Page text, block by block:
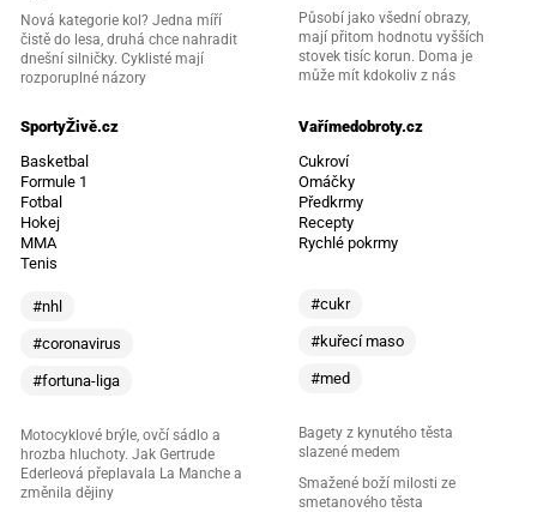
Nová kategorie kol? Jedna míří
čistě do lesa, druhá chce nahradit
dnešní silničky. Cyklisté mají
rozporuplné názory
Působí jako všední obrazy,
mají přitom hodnotu vyšších
stovek tisíc korun. Doma je
může mít kdokoliv z nás
SportyŽivě.cz
Basketbal
Formule 1
Fotbal
Hokej
MMA
Tenis
#nhl
#coronavirus
#fortuna-liga
Motocyklové brýle, ovčí sádlo a
hrozba hluchoty. Jak Gertrude
Ederleová přeplavala La Manche a
změnila dějiny
Vařímedobroty.cz
Cukroví
Omáčky
Předkrmy
Recepty
Rychlé pokrmy
#cukr
#kuřecí maso
#med
Bagety z kynutého těsta
slazené medem
Smažené boží milosti ze
smetanového těsta